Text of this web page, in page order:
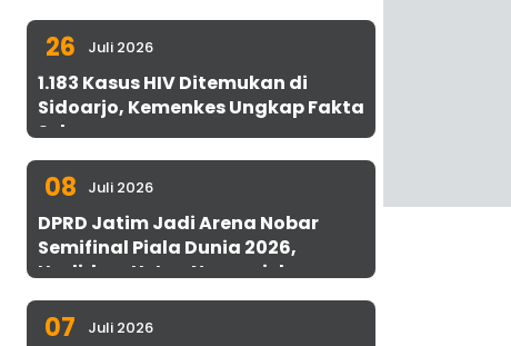
26 Juli 2026
1.183 Kasus HIV Ditemukan di
Sidoarjo, Kemenkes Ungkap Fakta
Sebenarnya
08 Juli 2026
DPRD Jatim Jadi Arena Nobar
Semifinal Piala Dunia 2026,
Hadirkan Uston Nawawi dan
UMKM Gratis untuk 1.000 Warga
07 Juli 2026